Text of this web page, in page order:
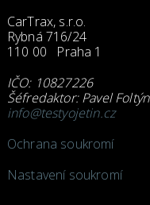
CarTrax, s.r.o.
Rybná 716/24
110 00 Praha 1
IČO: 10827226
Šéfredaktor: Pavel Foltýn
info@testyojetin.cz
Ochrana soukromí
Nastavení soukromí